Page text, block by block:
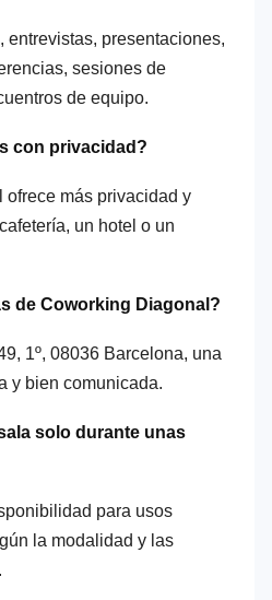
entrevistas, presentaciones,
sesiones de
de equipo.
con privacidad?
ofrece más privacidad y
un hotel o un
de Coworking Diagonal?
1º, 08036 Barcelona, una
y bien comunicada.
solo durante unas
para usos
la modalidad y las